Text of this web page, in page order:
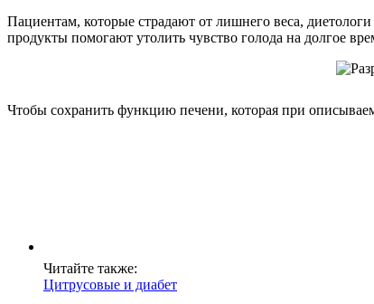
Пациентам, которые страдают от лишнего веса,
продукты помогают утолить чувство голода на долгое
Чтобы сохранить функцию печени, которая при
Читайте также:
Цитрусовые и диабет